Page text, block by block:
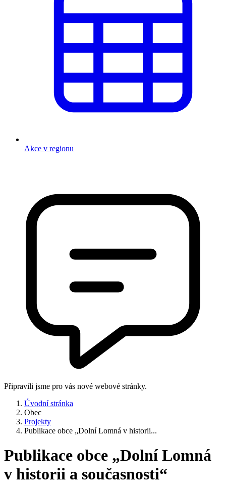
Akce v regionu
Připravili jsme pro vás nové webové stránky.
Úvodní stránka
Obec
Projekty
Publikace obce „Dolní Lomná v historii...
Publikace obce „Dolní Lomná
v historii a současnosti“